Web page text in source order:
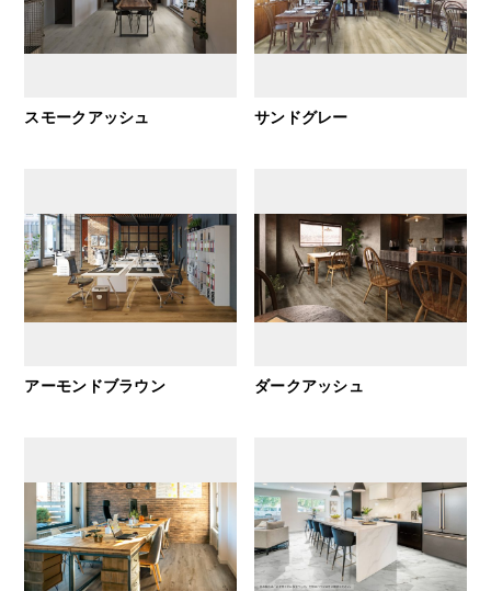
スモークアッシュ サンドグレー
アーモンドブラウン ダークアッシュ